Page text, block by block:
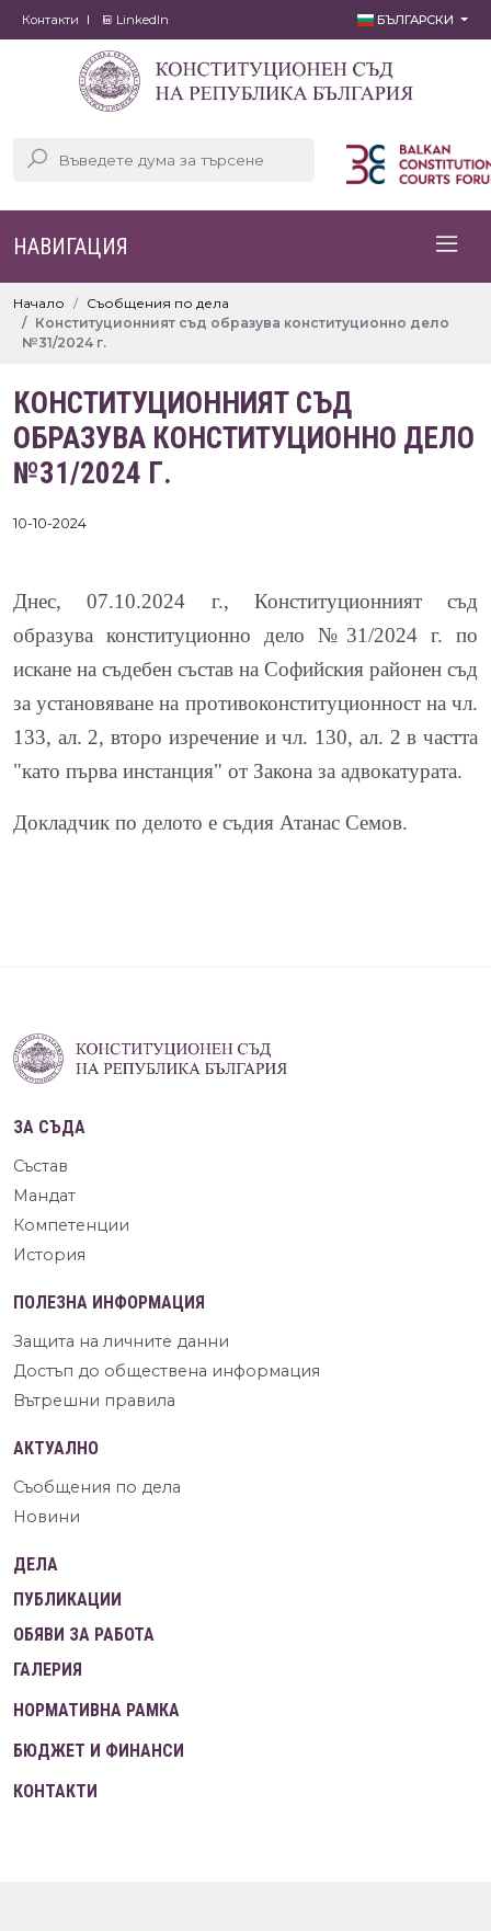
Контакти LinkedIn БЪЛГАРСКИ
НАВИГАЦИЯ
Начало
Съобщения по дела
Конституционният съд образува конституционно дело
№31/2024 г.
КОНСТИТУЦИОННИЯТ СЪД
ОБРАЗУВА КОНСТИТУЦИОННО ДЕЛО
№31/2024 Г.
10-10-2024
Днес, 07.10.2024 г., Конституционният съд
образува конституционно дело №31/2024 г. по
искане на съдебен състав на Софийския районен съд
за установяване на противоконституционност на чл.
133, ал. 2, второ изречение и чл. 130, ал. 2 в частта
"като първа инстанция" от Закона за адвокатурата.
Докладчик по делото е съдия Атанас Семов.
ЗА СЪДА
Състав
Мандат
Компетенции
История
ПОЛЕЗНА ИНФОРМАЦИЯ
Защита на личните данни
Достъп до обществена информация
Вътрешни правила
АКТУАЛНО
Съобщения по дела
Новини
ДЕЛА
ПУБЛИКАЦИИ
ОБЯВИ ЗА РАБОТА
ГАЛЕРИЯ
НОРМАТИВНА РАМКА
БЮДЖЕТ И ФИНАНСИ
КОНТАКТИ